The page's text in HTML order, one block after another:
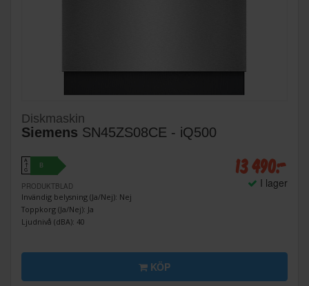
Diskmaskin
Siemens SN45ZS08CE - iQ500
A
↑
G
B
PRODUKTBLAD
Invändig belysning (Ja/Nej): Nej
Toppkorg (Ja/Nej): Ja
Ljudnivå (dBA): 40
13 490:-
I lager
KÖP